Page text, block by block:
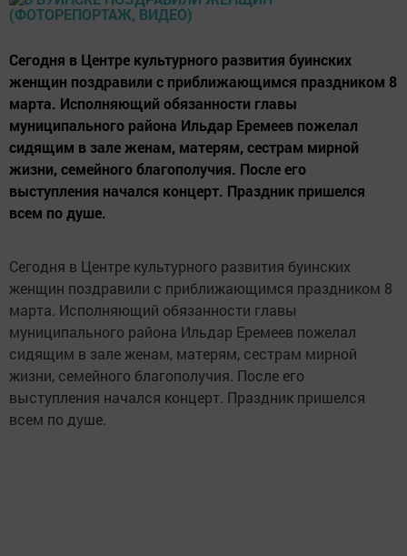
Сегодня в Центре культурного развития буинских
женщин поздравили с приближающимся праздником 8
марта. Исполняющий обязанности главы
муниципального района Ильдар Еремеев пожелал
сидящим в зале женам, матерям, сестрам мирной
жизни, семейного благополучия. После его
выступления начался концерт. Праздник пришелся
всем по душе.
Сегодня в Центре культурного развития буинских
женщин поздравили с приближающимся праздником 8
марта. Исполняющий обязанности главы
муниципального района Ильдар Еремеев пожелал
сидящим в зале женам, матерям, сестрам мирной
жизни, семейного благополучия. После его
выступления начался концерт. Праздник пришелся
всем по душе.